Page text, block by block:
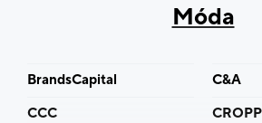
Móda
BrandsCapital
C&A
CCC
CROPP